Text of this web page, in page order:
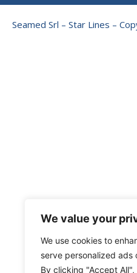
We value your
We use cookies to
serve personalized
By clicking "Accept
Seamed Srl – Star Lines –